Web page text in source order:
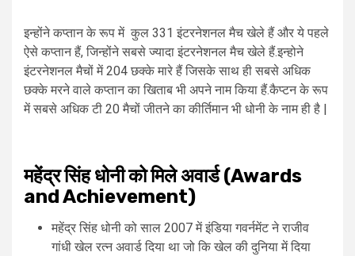
इन्होंने कप्तान के रूप में कुल 331 इंटरनेशनल मैच खेले हैं और ये पहले
ऐसे कप्तान हैं, जिन्होंने सबसे ज्यादा इंटरनेशनल मैच खेले हैं.इन्होने
इंटरनेशनल मैचों में 204 छक्के मारे हैं जिसके साथ ही सबसे अधिक
छक्के मरने वाले कप्तान का खिताब भी अपने नाम किया हैं.कैप्टन के रूप
में सबसे अधिक टी 20 मैचों जीतने का कीर्तिमान भी धोनी के नाम ही है |
महेंद्र सिंह धोनी को मिले अवार्ड (Awards
and Achievement)
महेंद्र सिंह धोनी को साल 2007 में इंडिया गवर्नमेंट ने राजीव
गांधी खेल रत्न अवार्ड दिया था जो कि खेल की दुनिया में दिया